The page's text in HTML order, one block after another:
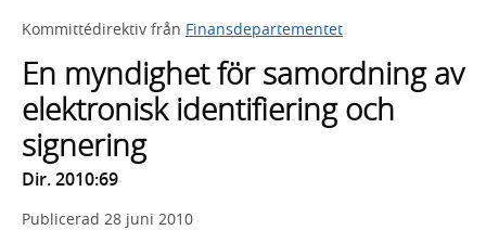
framträder
lista
med
sökförslag
Kommittédirektiv från Finansdepartementet
En myndighet för samordning av
elektronisk identifiering och
signering
Dir. 2010:69
Publicerad 28 juni 2010